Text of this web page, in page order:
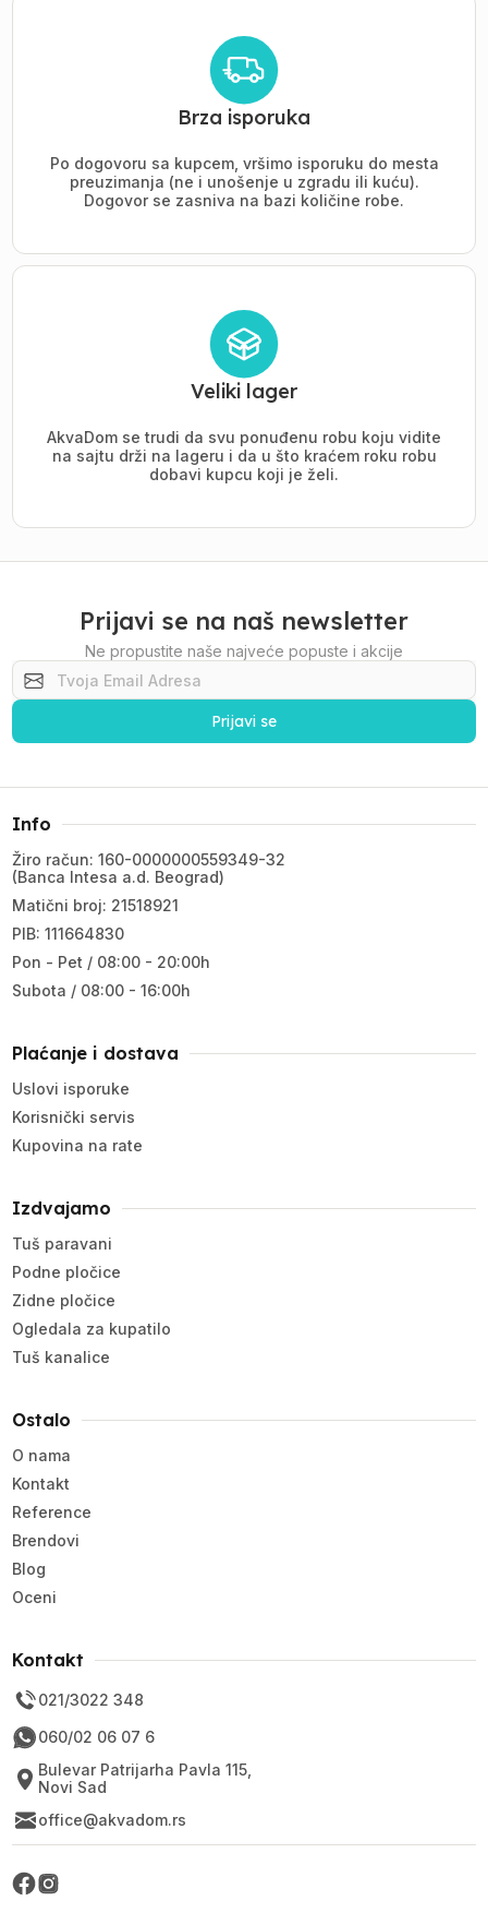
Brza isporuka
Po dogovoru sa kupcem, vršimo isporuku do mesta
preuzimanja (ne i unošenje u zgradu ili kuću).
Dogovor se zasniva na bazi količine robe.
Veliki lager
AkvaDom se trudi da svu ponuđenu robu koju vidite
na sajtu drži na lageru i da u što kraćem roku robu
dobavi kupcu koji je želi.
Prijavi se na naš newsletter
Ne propustite naše najveće popuste i akcije
Prijavi se
Info
Žiro račun: 160-0000000559349-32
(Banca Intesa a.d. Beograd)
Matični broj: 21518921
PIB: 111664830
Pon - Pet / 08:00 - 20:00h
Subota / 08:00 - 16:00h
Plaćanje i dostava
Uslovi isporuke
Korisnički servis
Kupovina na rate
Izdvajamo
Tuš paravani
Podne pločice
Zidne pločice
Ogledala za kupatilo
Tuš kanalice
Ostalo
O nama
Kontakt
Reference
Brendovi
Blog
Oceni
Kontakt
021/3022 348
060/02 06 07 6
Bulevar Patrijarha Pavla 115,
Novi Sad
office@akvadom.rs